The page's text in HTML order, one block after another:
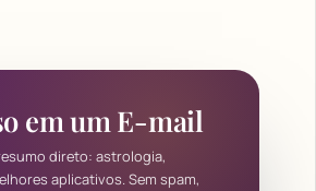
em um E-mail
direto: astrologia,
aplicativos. Sem spam,